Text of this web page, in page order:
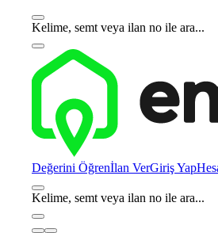
Kelime, semt veya ilan no ile ara...
Değerini Öğrenİlan VerGiriş Yap
Kelime, semt veya ilan no ile ara...